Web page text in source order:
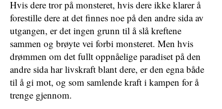
Hvis dere tror på monsteret, hvis dere ikke klarer å
forestille dere at det finnes noe på den andre sida av
utgangen, er det ingen grunn til å slå kreftene
sammen og brøyte vei forbi monsteret. Men hvis
drømmen om det fullt oppnåelige paradiset på den
andre sida har livskraft blant dere, er den egna både
til å gi mot, og som samlende kraft i kampen for å
trenge gjennom.